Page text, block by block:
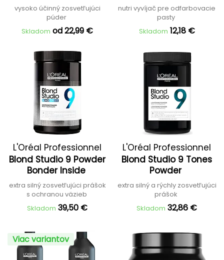
vysoko účinný zosvetľujúci
púder
Skladom od 22,99 €
nutri vyvíjač pre odfarbovacie
pasty
Skladom 12,18 €
L'Oréal Professionnel
Blond Studio 9 Powder
Bonder Inside
extra silný zosvetľujúci prášok
s ochranou väzieb
Skladom 39,50 €
L'Oréal Professionnel
Blond Studio 9 Tones
Powder
extra silný a rýchly zosvetľujúci
prášok
Skladom 32,86 €
Viac variantov